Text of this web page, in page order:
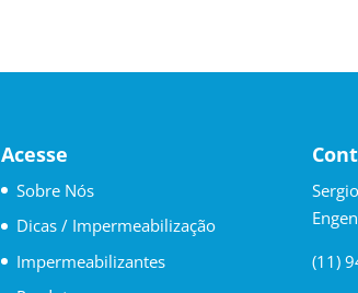
Acesse
Sobre Nós
Dicas / Impermeabilização
Impermeabilizantes
(11)